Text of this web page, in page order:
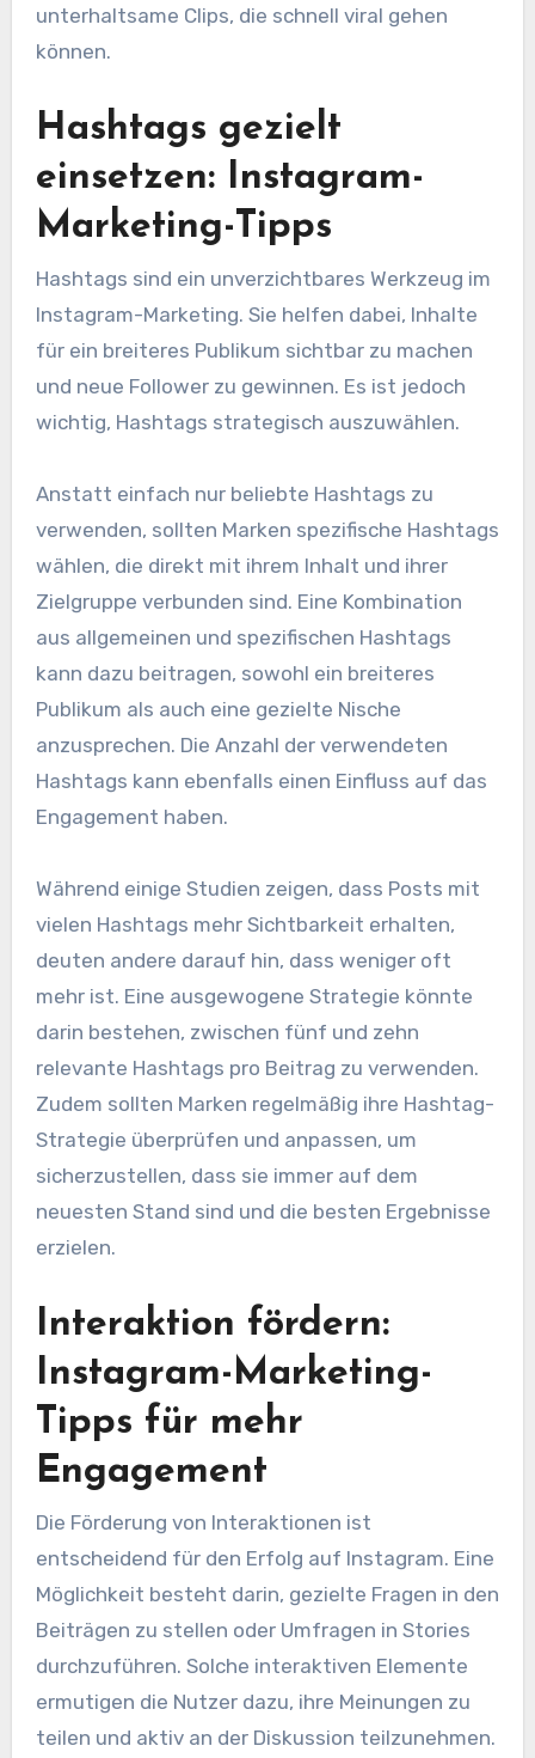
unterhaltsame Clips, die schnell viral gehen
können.
Hashtags gezielt
einsetzen: Instagram-
Marketing-Tipps
Hashtags sind ein unverzichtbares Werkzeug im
Instagram-Marketing. Sie helfen dabei, Inhalte
für ein breiteres Publikum sichtbar zu machen
und neue Follower zu gewinnen. Es ist jedoch
wichtig, Hashtags strategisch auszuwählen.
Anstatt einfach nur beliebte Hashtags zu
verwenden, sollten Marken spezifische Hashtags
wählen, die direkt mit ihrem Inhalt und ihrer
Zielgruppe verbunden sind. Eine Kombination
aus allgemeinen und spezifischen Hashtags
kann dazu beitragen, sowohl ein breiteres
Publikum als auch eine gezielte Nische
anzusprechen. Die Anzahl der verwendeten
Hashtags kann ebenfalls einen Einfluss auf das
Engagement haben.
Während einige Studien zeigen, dass Posts mit
vielen Hashtags mehr Sichtbarkeit erhalten,
deuten andere darauf hin, dass weniger oft
mehr ist. Eine ausgewogene Strategie könnte
darin bestehen, zwischen fünf und zehn
relevante Hashtags pro Beitrag zu verwenden.
Zudem sollten Marken regelmäßig ihre Hashtag-
Strategie überprüfen und anpassen, um
sicherzustellen, dass sie immer auf dem
neuesten Stand sind und die besten Ergebnisse
erzielen.
Interaktion fördern:
Instagram-Marketing-
Tipps für mehr
Engagement
Die Förderung von Interaktionen ist
entscheidend für den Erfolg auf Instagram. Eine
Möglichkeit besteht darin, gezielte Fragen in den
Beiträgen zu stellen oder Umfragen in Stories
durchzuführen. Solche interaktiven Elemente
ermutigen die Nutzer dazu, ihre Meinungen zu
teilen und aktiv an der Diskussion teilzunehmen.